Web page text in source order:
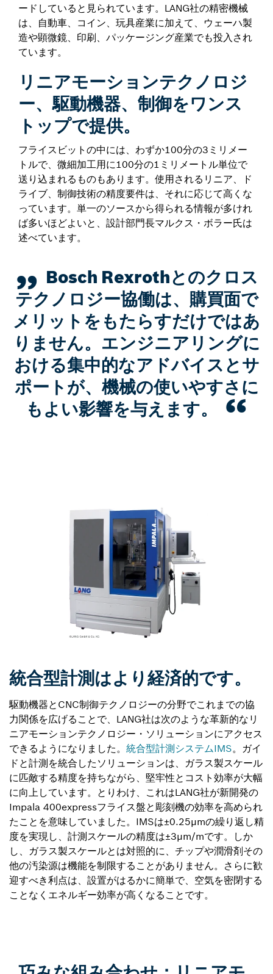
ードしていると見られています。LANG社の精密機械
は、自動車、コイン、玩具産業に加えて、ウェーハ製
造や顕微鏡、印刷、パッケージング産業でも投入され
ています。
リニアモーションテクノロジ
ー、駆動機器、制御をワンス
トップで提供。
フライスビットの中には、わずか100分の3ミリメー
トルで、微細加工用に100分の1ミリメートル単位で
送り込まれるものもあります。使用されるリニア、ド
ライブ、制御技術の精度要件は、それに応じて高くな
っています。単一のソースから得られる情報が多けれ
ば多いほどよいと、設計部門長マルクス・ボラー氏は
述べています。
Bosch Rexrothとのクロス
テクノロジー協働は、購買面で
メリットをもたらすだけではあ
りません。エンジニアリングに
おける集中的なアドバイスとサ
ポートが、機械の使いやすさに
もよい影響を与えます。
統合型計測はより経済的です。
駆動機器とCNC制御テクノロジーの分野でこれまでの協
力関係を広げることで、LANG社は次のような革新的なリ
ニアモーションテクノロジー・ソリューションにアクセス
できるようになりました。 統合型計測システムIMS。ガイ
ドと計測を統合したソリューションは、ガラス製スケール
に匹敵する精度を持ちながら、堅牢性とコスト効率が大幅
に向上しています。とりわけ、これはLANG社が新開発の
Impala 400expressフライス盤と彫刻機の効率を高められ
たことを意味していました。IMSは±0.25μmの繰り返し精
度を実現し、計測スケールの精度は±3μm/mです。しか
し、ガラス製スケールとは対照的に、チップや潤滑剤その
他の汚染源は機能を制限することがありません。さらに歓
迎すべき利点は、設置がはるかに簡単で、空気を密閉する
ことなくエネルギー効率が高くなることです。